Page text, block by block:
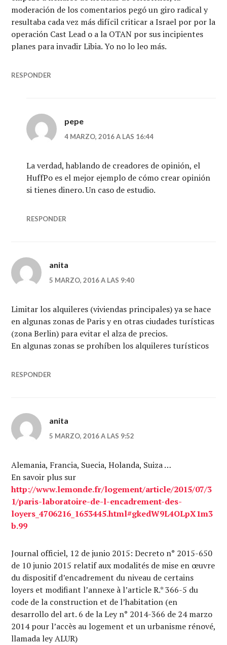
moderación de los comentarios pegó un giro radical y
resultaba cada vez más difícil criticar a Israel por por la
operación Cast Lead o a la OTAN por sus incipientes
planes para invadir Libia. Yo no lo leo más.
RESPONDER
pepe
4 MARZO, 2016 A LAS 16:44
La verdad, hablando de creadores de opinión, el
HuffPo es el mejor ejemplo de cómo crear opinión
si tienes dinero. Un caso de estudio.
RESPONDER
anita
5 MARZO, 2016 A LAS 9:40
Limitar los alquileres (viviendas principales) ya se hace
en algunas zonas de Paris y en otras ciudades turísticas
(zona Berlin) para evitar el alza de precios.
En algunas zonas se prohíben los alquileres turísticos
RESPONDER
anita
5 MARZO, 2016 A LAS 9:52
Alemania, Francia, Suecia, Holanda, Suiza …
En savoir plus sur
http://www.lemonde.fr/logement/article/2015/07/3
1/paris-laboratoire-de-l-encadrement-des-
loyers_4706216_1653445.html#gkedW9L4OLpX1m3
b.99
Journal officiel, 12 de junio 2015: Decreto n° 2015-650
de 10 junio 2015 relatif aux modalités de mise en œuvre
du dispositif d’encadrement du niveau de certains
loyers et modifiant l’annexe à l’article R.* 366-5 du
code de la construction et de l’habitation (en
desarrollo del art. 6 de la Ley n° 2014-366 de 24 marzo
2014 pour l’accès au logement et un urbanisme rénové,
llamada ley ALUR)